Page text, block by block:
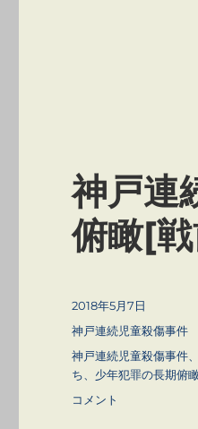
神戸
俯瞰[
投
稿
2018年5月7日
カ
テ
ゴ
ー
神戸連続児童殺傷事件
タ
グ
神戸連続児童殺傷事件
ち、少年犯罪の長期俯
神
コメント